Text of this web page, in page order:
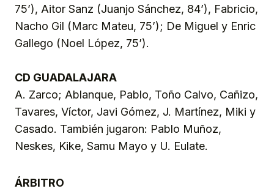
75’), Aitor Sanz (Juanjo Sánchez, 84’), Fabricio,
Nacho Gil (Marc Mateu, 75’); De Miguel y Enric
Gallego (Noel López, 75’).
CD GUADALAJARA
A. Zarco; Ablanque, Pablo, Toño Calvo, Cañizo,
Tavares, Víctor, Javi Gómez, J. Martínez, Miki y
Casado. También jugaron: Pablo Muñoz,
Neskes, Kike, Samu Mayo y U. Eulate.
ÁRBITRO